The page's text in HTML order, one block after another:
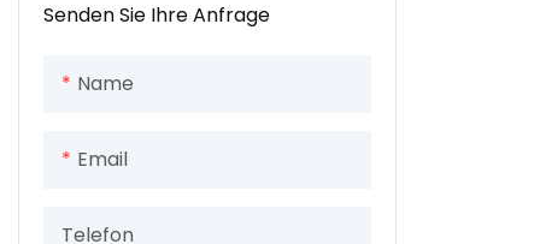
Innensechskantschrauben
Sechskantschraube
Senden Sie Ihre Anfrage
Name
Email
Telefon